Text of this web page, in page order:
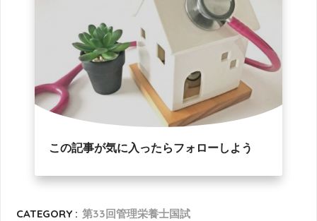
この記事が気に入ったらフォローしよう
CATEGORY : 第33回管理栄養士国試